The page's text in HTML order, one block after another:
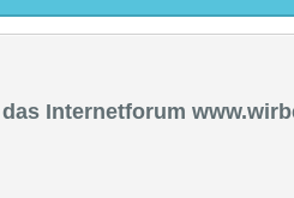
Internetforum